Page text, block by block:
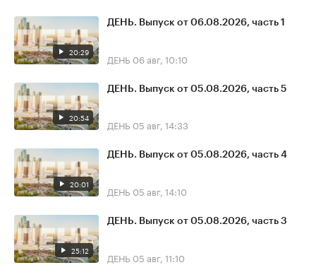
20:29
ДЕНЬ. Выпуск от 06.08.2026, часть 1
ДЕНЬ 06 авг, 10:10
20:54
ДЕНЬ. Выпуск от 05.08.2026, часть 5
ДЕНЬ 05 авг, 14:33
20:01
ДЕНЬ. Выпуск от 05.08.2026, часть 4
ДЕНЬ 05 авг, 14:10
25:12
ДЕНЬ. Выпуск от 05.08.2026, часть 3
ДЕНЬ 05 авг, 11:10